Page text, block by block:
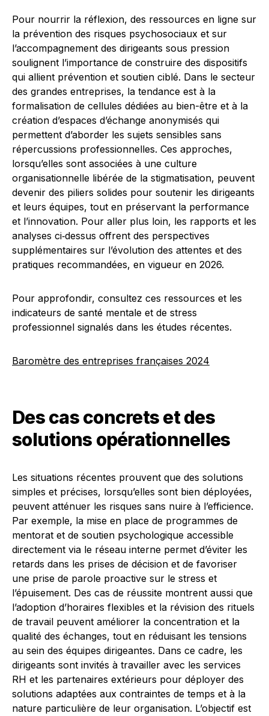
Pour nourrir la réflexion, des ressources en ligne sur
la prévention des risques psychosociaux et sur
l’accompagnement des dirigeants sous pression
soulignent l’importance de construire des dispositifs
qui allient prévention et soutien ciblé. Dans le secteur
des grandes entreprises, la tendance est à la
formalisation de cellules dédiées au bien-être et à la
création d’espaces d’échange anonymisés qui
permettent d’aborder les sujets sensibles sans
répercussions professionnelles. Ces approches,
lorsqu’elles sont associées à une culture
organisationnelle libérée de la stigmatisation, peuvent
devenir des piliers solides pour soutenir les dirigeants
et leurs équipes, tout en préservant la performance
et l’innovation. Pour aller plus loin, les rapports et les
analyses ci‑dessus offrent des perspectives
supplémentaires sur l’évolution des attentes et des
pratiques recommandées, en vigueur en 2026.
Pour approfondir, consultez ces ressources et les
indicateurs de santé mentale et de stress
professionnel signalés dans les études récentes.
Baromètre des entreprises françaises 2024
Des cas concrets et des
solutions opérationnelles
Les situations récentes prouvent que des solutions
simples et précises, lorsqu’elles sont bien déployées,
peuvent atténuer les risques sans nuire à l’efficience.
Par exemple, la mise en place de programmes de
mentorat et de soutien psychologique accessible
directement via le réseau interne permet d’éviter les
retards dans les prises de décision et de favoriser
une prise de parole proactive sur le stress et
l’épuisement. Des cas de réussite montrent aussi que
l’adoption d’horaires flexibles et la révision des rituels
de travail peuvent améliorer la concentration et la
qualité des échanges, tout en réduisant les tensions
au sein des équipes dirigeantes. Dans ce cadre, les
dirigeants sont invités à travailler avec les services
RH et les partenaires extérieurs pour déployer des
solutions adaptées aux contraintes de temps et à la
nature particulière de leur organisation. L’objectif est